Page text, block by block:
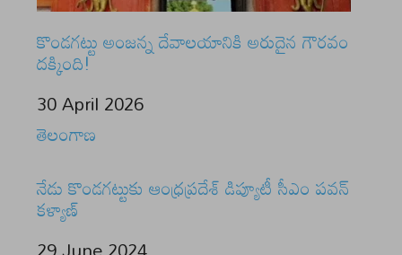
కొండగట్టు అంజన్న దేవాలయానికి అరుదైన గౌరవం
దక్కింది!
Date
30 April 2026
In relation to
తెలంగాణ
నేడు కొండగట్టుకు ఆంధ్రప్రదేశ్ డిప్యూటీ సీఎం పవన్
కళ్యాణ్